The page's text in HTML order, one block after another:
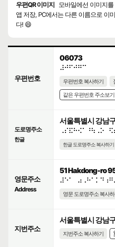
우편QR 이미지
모바일에선 이미지
앱 저장, PC에서는 다른 이름으로 이
다! 😄
우편번호
06073
⠼⠚⠋⠚⠛⠉
우편번호 복사하기
같은 우편번호 주소보기
도로명주소
한글
서울특별시 강남
한글 도로명주소 복사하기
영문주소
Address
51 Hakdong-ro
영문 도로명주소 복사
지번주소
서울특별시 강남
지번주소 복사하기